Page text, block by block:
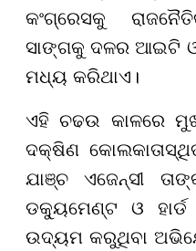
କଂଗ୍ରେସକୁ
ସାଙ୍ଗକୁ ଦଳର ଆଇଟି
ମଧ୍ୟ କରିଥାଏ।
ଏହି ଚଢଉ କାଳରେ
ଦକ୍ଷିଣ
ଯାଞ୍ଚ ଏଜେନ୍ସୀ
ଡକ୍ୟୁମେଣ୍ଟ ଓ
ଉଦ୍ୟମ କରୁଥିବା